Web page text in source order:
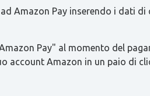
Amazon Pay inserendo i dati
Pay" al momento del
account Amazon in un paio di